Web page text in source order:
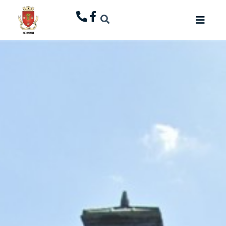
principal